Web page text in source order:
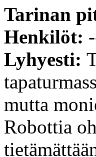
Tarinan
Henkilöt:
Lyhyesti:
mutta
Robottia